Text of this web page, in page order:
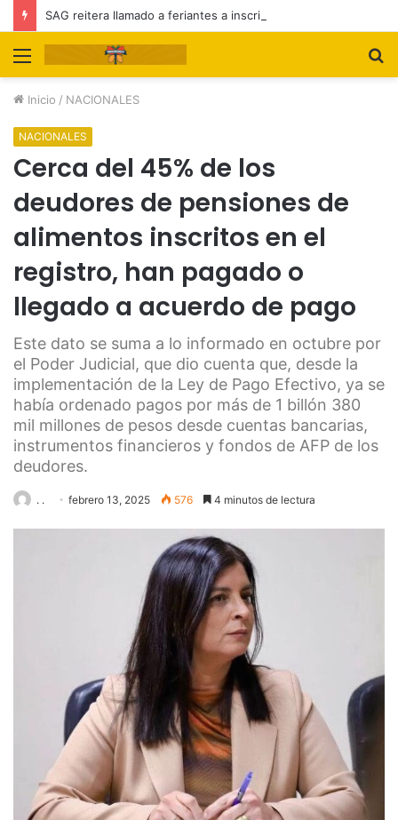
Menú
Inicio / NACIONALES
NACIONALES
Cerca del 45% de los
deudores de pensiones de
alimentos inscritos en el
registro, han pagado o
llegado a acuerdo de pago
Este dato se suma a lo informado en octubre por
el Poder Judicial, que dio cuenta que, desde la
implementación de la Ley de Pago Efectivo, ya se
había ordenado pagos por más de 1 billón 380
mil millones de pesos desde cuentas bancarias,
instrumentos financieros y fondos de AFP de los
deudores.
. . febrero 13, 2025 576 4 minutos de lectura